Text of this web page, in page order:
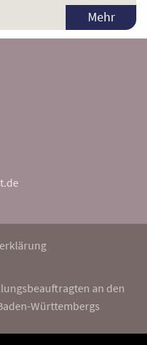
Mehr
an den
Württembergs